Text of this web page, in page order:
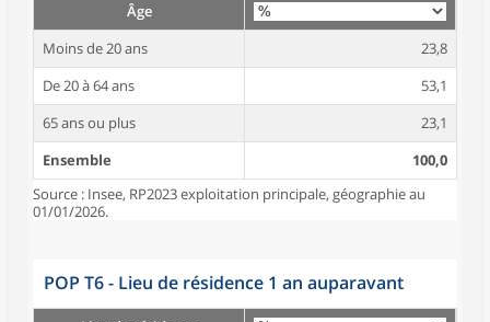
Âge
Moins de 20 ans
23,8
De 20 à 64 ans
53,1
65 ans ou plus
23,1
Ensemble
100,0
Source : Insee, RP2023 exploitation principale, géographie au
01/01/2026.
POP T6 - Lieu de résidence 1 an auparavant